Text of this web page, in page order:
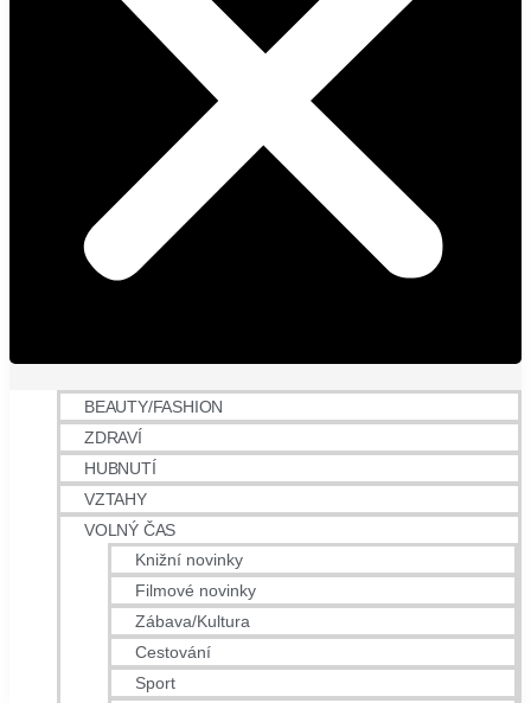
BEAUTY/FASHION
ZDRAVÍ
HUBNUTÍ
VZTAHY
VOLNÝ ČAS
Knižní novinky
Filmové novinky
Zábava/Kultura
Cestování
Sport